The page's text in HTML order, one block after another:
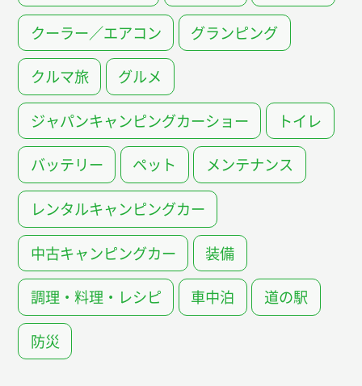
クーラー／エアコン グランピング
クルマ旅 グルメ
ジャパンキャンピングカーショー トイレ
バッテリー ペット メンテナンス
レンタルキャンピングカー
中古キャンピングカー 装備
調理・料理・レシピ 車中泊 道の駅
防災